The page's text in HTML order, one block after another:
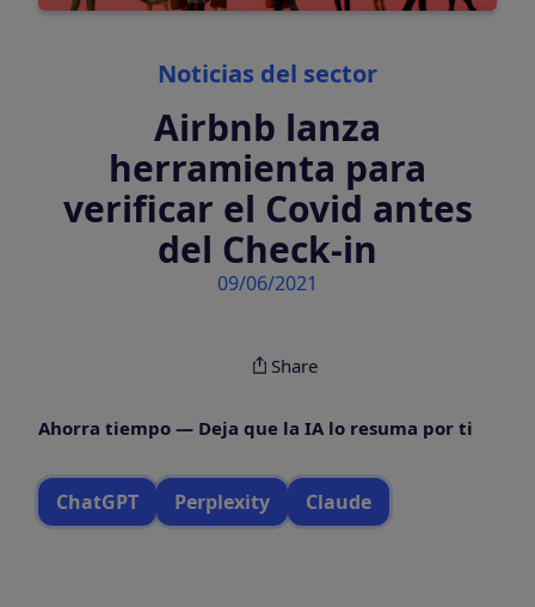
Noticias del sector
Airbnb lanza
herramienta para
verificar el Covid antes
del Check-in
09/06/2021
Share
Ahorra tiempo — Deja que la IA lo resuma por ti
ChatGPT Perplexity Claude